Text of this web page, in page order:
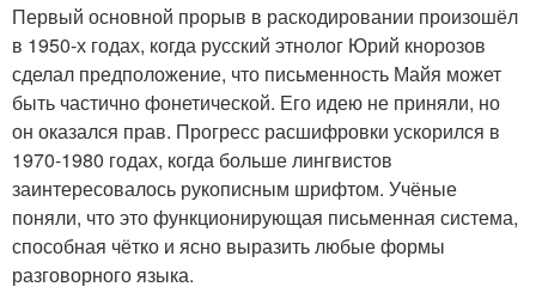
Первый основной прорыв в раскодировании произошёл
в 1950-х годах, когда русский этнолог Юрий кнорозов
сделал предположение, что письменность Майя может
быть частично фонетической. Его идею не приняли, но
он оказался прав. Прогресс расшифровки ускорился в
1970-1980 годах, когда больше лингвистов
заинтересовалось рукописным шрифтом. Учёные
поняли, что это функционирующая письменная система,
способная чётко и ясно выразить любые формы
разговорного языка.